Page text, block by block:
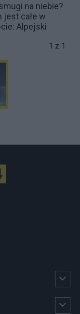
na niebie?
całe w
Alpejski
1 z 1